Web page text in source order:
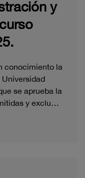
y
conocimiento la
se aprueba la
y exclu…